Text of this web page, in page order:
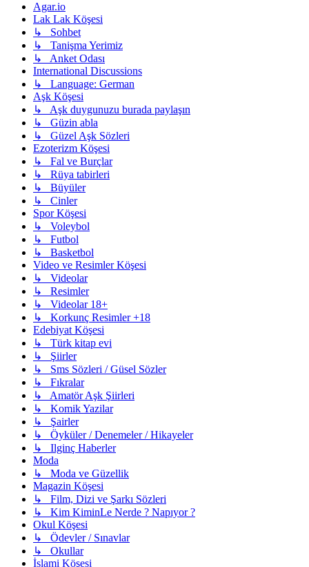
Agar.io
Lak Lak Köşesi
↳ Sohbet
↳ Tanişma Yerimiz
↳ Anket Odası
International Discussions
↳ Language: German
Aşk Köşesi
↳ Aşk duygunuzu burada paylaşın
↳ Güzin abla
↳ Güzel Aşk Sözleri
Ezoterizm Köşesi
↳ Fal ve Burçlar
↳ Rüya tabirleri
↳ Büyüler
↳ Cinler
Spor Köşesi
↳ Voleybol
↳ Futbol
↳ Basketbol
Video ve Resimler Köşesi
↳ Videolar
↳ Resimler
↳ Videolar 18+
↳ Korkunç Resimler +18
Edebiyat Köşesi
↳ Türk kitap evi
↳ Şiirler
↳ Sms Sözleri / Güsel Sözler
↳ Fıkralar
↳ Amatör Aşk Şiirleri
↳ Komik Yazilar
↳ Şairler
↳ Öyküler / Denemeler / Hikayeler
↳ Ilginç Haberler
Moda
↳ Moda ve Güzellik
Magazin Köşesi
↳ Film, Dizi ve Şarkı Sözleri
↳ Kim KiminLe Nerde ? Napıyor ?
Okul Köşesi
↳ Ödevler / Sınavlar
↳ Okullar
İslami Köşesi